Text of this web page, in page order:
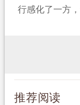
行感化了一方
推荐阅读